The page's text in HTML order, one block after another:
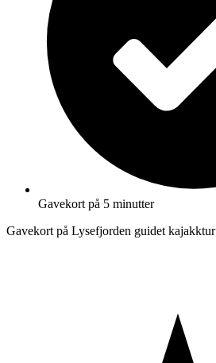
Gavekort på 5 minutter
Gavekort på Lysefjorden guidet kajakktur